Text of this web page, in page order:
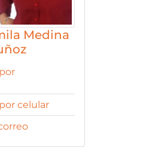
Medina
celular